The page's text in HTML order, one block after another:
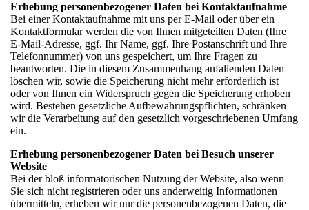
Erhebung personenbezogener Daten bei Kontaktaufnahme
Bei einer Kontaktaufnahme mit uns per E-Mail oder über ein
Kontaktformular werden die von Ihnen mitgeteilten Daten (Ihre
E-Mail-Adresse, ggf. Ihr Name, ggf. Ihre Postanschrift und Ihre
Telefonnummer) von uns gespeichert, um Ihre Fragen zu
beantworten. Die in diesem Zusammenhang anfallenden Daten
löschen wir, sowie die Speicherung nicht mehr erforderlich ist
oder von Ihnen ein Widerspruch gegen die Speicherung erhoben
wird. Bestehen gesetzliche Aufbewahrungspflichten, schränken
wir die Verarbeitung auf den gesetzlich vorgeschriebenen Umfang
ein.
Erhebung personenbezogener Daten bei Besuch unserer
Website
Bei der bloß informatorischen Nutzung der Website, also wenn
Sie sich nicht registrieren oder uns anderweitig Informationen
übermitteln, erheben wir nur die personenbezogenen Daten, die